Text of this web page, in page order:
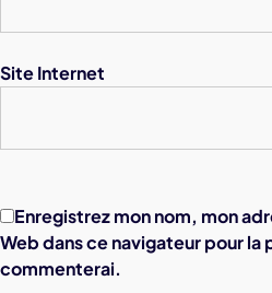
Site Internet
Enregistrez mon nom, mon
Web dans ce navigateur pour la
commenterai.